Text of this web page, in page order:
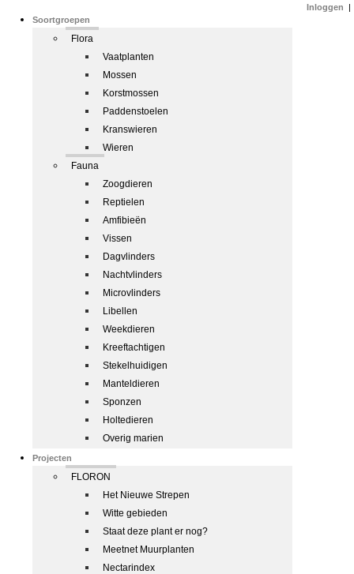
Soortgroepen
Flora
Vaatplanten
Mossen
Korstmossen
Paddenstoelen
Kranswieren
Wieren
Fauna
Zoogdieren
Reptielen
Amfibieën
Vissen
Dagvlinders
Nachtvlinders
Microvlinders
Libellen
Weekdieren
Kreeftachtigen
Stekelhuidigen
Manteldieren
Sponzen
Holtedieren
Overig marien
Projecten
FLORON
Het Nieuwe Strepen
Witte gebieden
Staat deze plant er nog?
Meetnet Muurplanten
Nectarindex
Inloggen |